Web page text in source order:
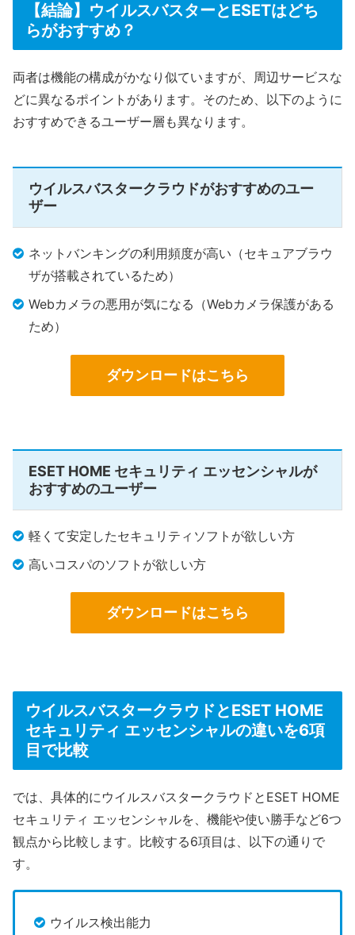
【結論】ウイルスバスターとESETはどち
らがおすすめ？
両者は機能の構成がかなり似ていますが、周辺サービスな
どに異なるポイントがあります。そのため、以下のように
おすすめできるユーザー層も異なります。
ウイルスバスタークラウドがおすすめのユー
ザー
ネットバンキングの利用頻度が高い（セキュアブラウ
ザが搭載されているため）
Webカメラの悪用が気になる（Webカメラ保護がある
ため）
ダウンロードはこちら
ESET HOME セキュリティ エッセンシャルが
おすすめのユーザー
軽くて安定したセキュリティソフトが欲しい方
高いコスパのソフトが欲しい方
ダウンロードはこちら
ウイルスバスタークラウドとESET HOME
セキュリティ エッセンシャルの違いを6項
目で比較
では、具体的にウイルスバスタークラウドとESET HOME
セキュリティ エッセンシャルを、機能や使い勝手など6つ
観点から比較します。比較する6項目は、以下の通りで
す。
ウイルス検出能力